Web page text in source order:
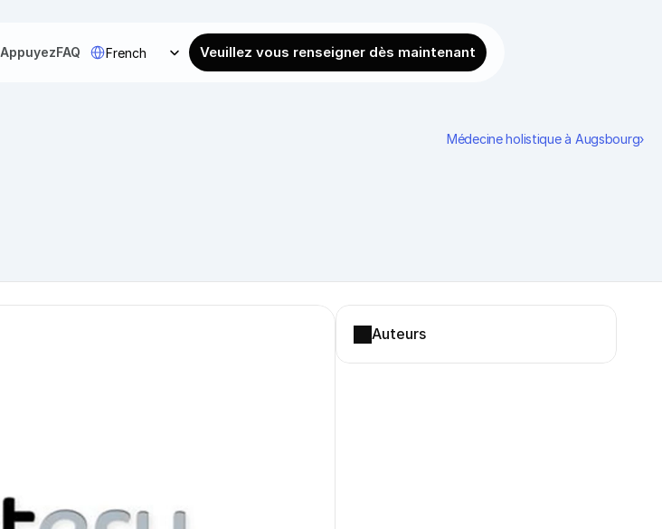
FAQ
Appuyez Veuillez vous renseigner dès maintenant
French
Médecine holistique à Augsbourg›
Auteurs